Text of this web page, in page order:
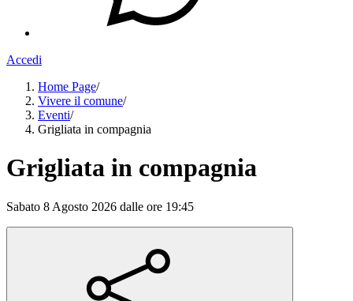
Accedi
Home Page/
Vivere il comune/
Eventi/
Grigliata in compagnia
Grigliata in compagnia
Sabato 8 Agosto 2026 dalle ore 19:45